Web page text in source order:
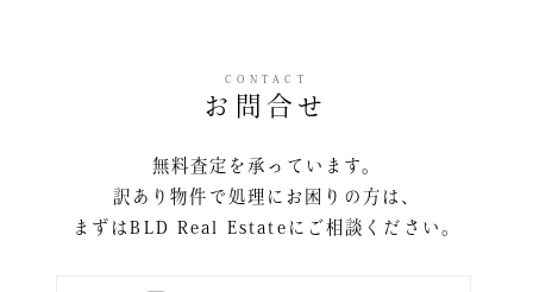
CONTACT
お問合せ
無料査定を承っています。
訳あり物件で処理にお困りの方は、
まずはBLD Real Estateにご相談ください。